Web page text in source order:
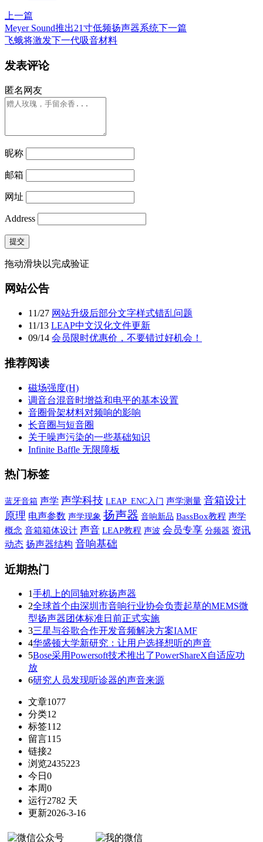
上一篇
Meyer Sound推出21寸低频扬声器系统下一篇
飞蛾将激发下一代吸音材料
发表评论
匿名网友
昵称
邮箱
网址
Address
提交
拖动滑块以完成验证
网站公告
11/27 网站升级后部分文字样式错乱问题
11/13 LEAP中文汉化文件更新
09/14 会员限时优惠价，不要错过好机会！
推荐阅读
磁场强度(H)
调音台混音时增益和电平的基本设置
音圈骨架材料对频响的影响
长音圈与短音圈
关于噪声污染的一些基础知识
Infinite Baffle 无限障板
热门标签
蓝牙音箱 声学 声学科技 LEAP_ENC入门 声学测量 音箱设计
原理 电声参数 声学现象 扬声器 音响新品 BassBox教程 声学
概念 音箱箱体设计 声音 LEAP教程 声波 会员专享 分频器 资讯
动态 扬声器结构 音响基础
近期热门
1手机上的同轴对称扬声器
2全球首个由深圳市音响行业协会负责起草的MEMS微
型扬声器团体标准日前正式实施
3三星与谷歌合作开发音频解决方案IAMF
4华盛顿大学新研究：让用户选择想听的声音
5Bose采用Powersoft技术推出了PowerShareX自适应功
放
6研究人员发现听诊器的声音来源
文章1077
分类12
标签112
留言115
链接2
浏览2435223
今日 0
本周0
运行2782 天
更新2026-3-16